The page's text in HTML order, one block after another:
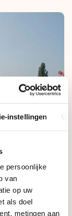
instellingen
persoonlijke
van
op uw
als doel
metingen aan